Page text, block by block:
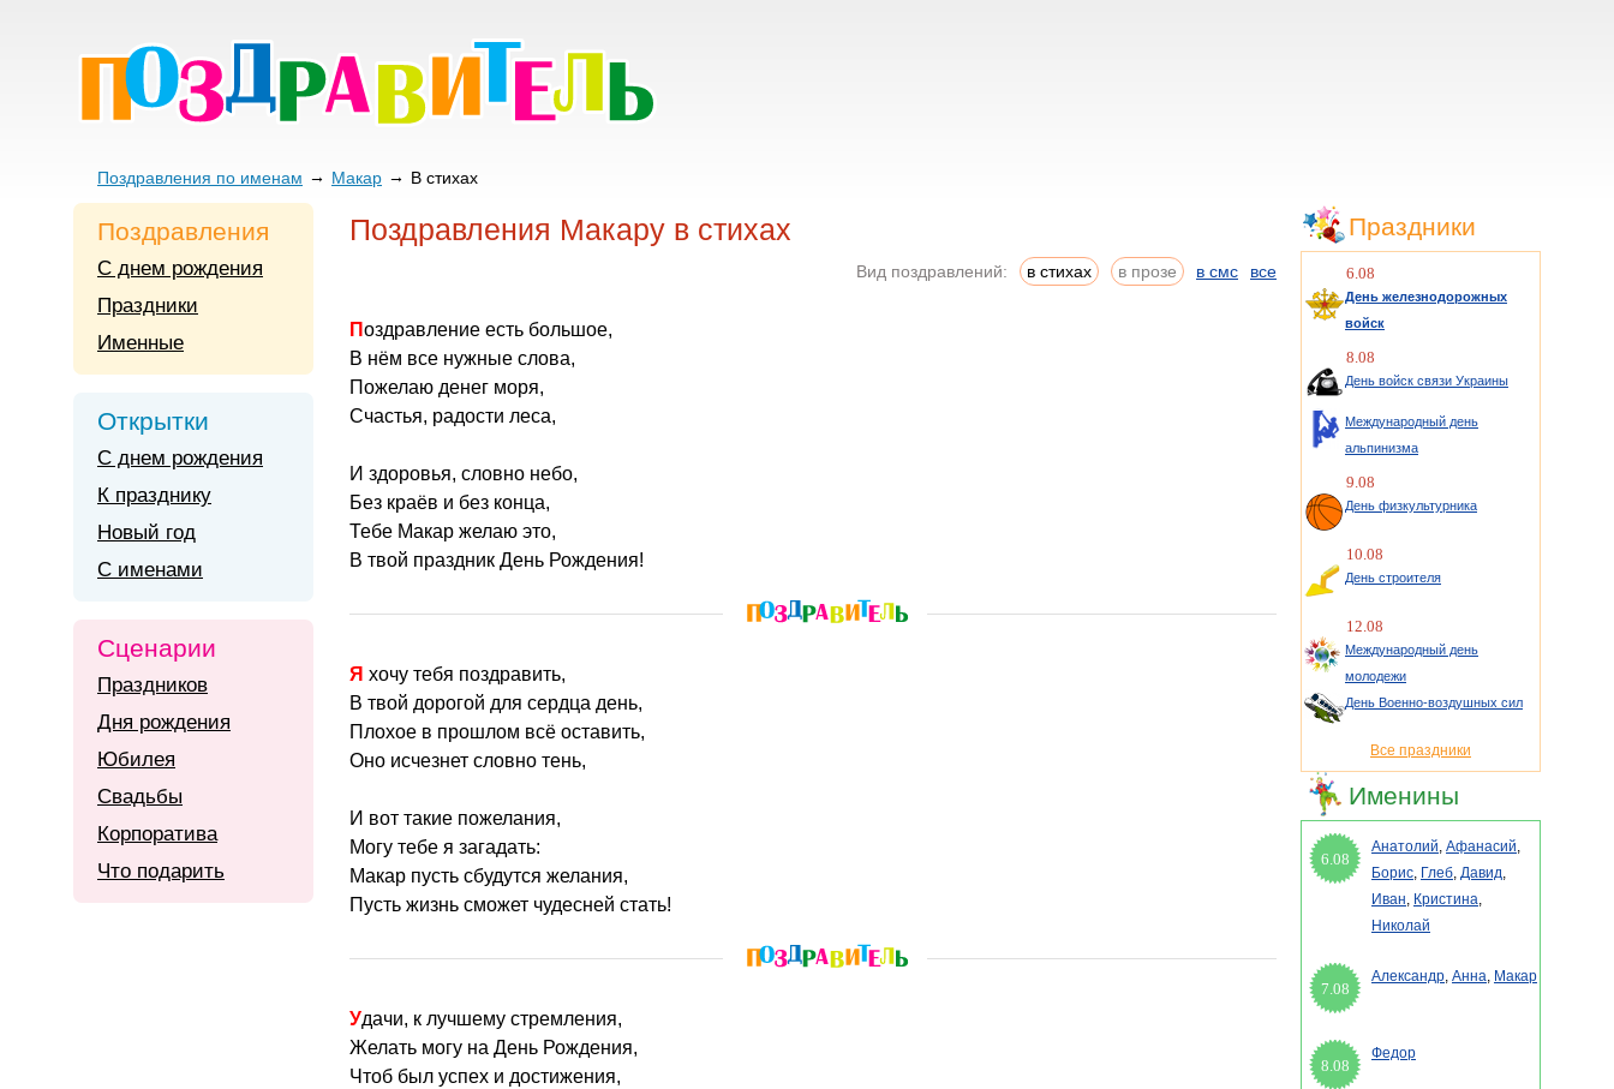
Поздравления по именам Макар В стихах
Поздравления Макару в стихах
Вид поздравлений: в стихах в прозе в смс все
Поздравление есть большое,
В нём все нужные слова,
Пожелаю денег моря,
Счастья, радости леса,
И здоровья, словно небо,
Без краёв и без конца,
Тебе Макар желаю это,
В твой праздник День Рождения!
Я хочу тебя поздравить,
В твой дорогой для сердца день,
Плохое в прошлом всё оставить,
Оно исчезнет словно тень,
И вот такие пожелания,
Могу тебе я загадать:
Макар пусть сбудутся желания,
Пусть жизнь сможет чудесней стать!
Удачи, к лучшему стремления,
Желать могу на День Рождения,
Чтоб был успех и достижения,
Поздравления
С днем рождения
Праздники
Именные
Открытки
С днем рождения
К празднику
Новый год
С именами
Сценарии
Праздников
Дня рождения
Юбилея
Свадьбы
Корпоратива
Что подарить
Праздники
6.08
День железнодорожных
войск
8.08
День войск связи Украины
Международный день
альпинизма
9.08
День физкультурника
10.08
День строителя
12.08
Международный день
молодежи
День Военно-воздушных сил
Все праздники
Именины
6.08
Анатолий, Афанасий,
Борис, Глеб, Давид,
Иван, Кристина,
Николай
7.08
Александр, Анна, Макар
8.08
Федор